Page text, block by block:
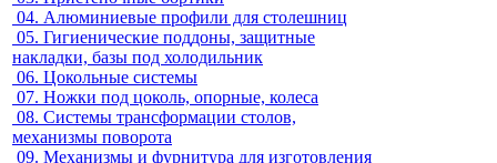
04. Алюминиевые профили для столешниц
05. Гигиенические поддоны, защитные
накладки, базы под холодильник
06. Цокольные системы
07. Ножки под цоколь, опорные, колеса
08. Системы трансформации столов,
механизмы поворота
09. Механизмы и фурнитура для изготовления